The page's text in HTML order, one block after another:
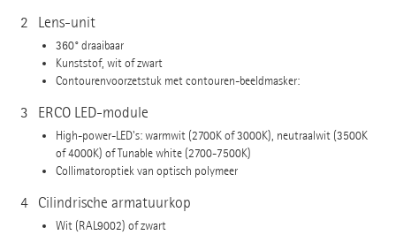
2 Lens-unit
360° draaibaar
Kunststof, wit of zwart
Contourenvoorzetstuk met contouren-beeldmasker:
3 ERCO LED-module
High-power-LED's: warmwit (2700K of 3000K), neutraalwit (3500K
of 4000K) of Tunable white (2700-7500K)
Collimatoroptiek van optisch polymeer
4 Cilindrische armatuurkop
Wit (RAL9002) of zwart